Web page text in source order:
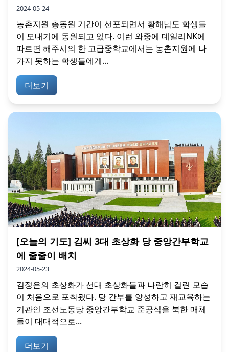
2024-05-24
농촌지원 총동원 기간이 선포되면서 황해남도 학생들
이 모내기에 동원되고 있다. 이런 와중에 데일리NK에
따르면 해주시의 한 고급중학교에서는 농촌지원에 나
가지 못하는 학생들에게...
더보기
[오늘의 기도] 김씨 3대 초상화 당 중앙간부학교
에 줄줄이 배치
2024-05-23
김정은의 초상화가 선대 초상화들과 나란히 걸린 모습
이 처음으로 포착됐다. 당 간부를 양성하고 재교육하는
기관인 조선노동당 중앙간부학교 준공식을 북한 매체
들이 대대적으로...
더보기